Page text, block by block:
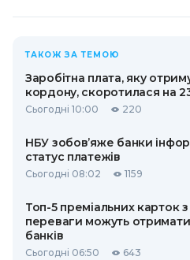
ТАКОЖ ЗА ТЕМОЮ
Заробітна плата, яку
кордону, скоротилася на
Сьогодні 10:00 220
НБУ зобов’яже банки
статус платежів
Сьогодні 08:02 1159
Топ-5 преміальних карток
переваги можуть отримати
банків
Сьогодні 06:50 643